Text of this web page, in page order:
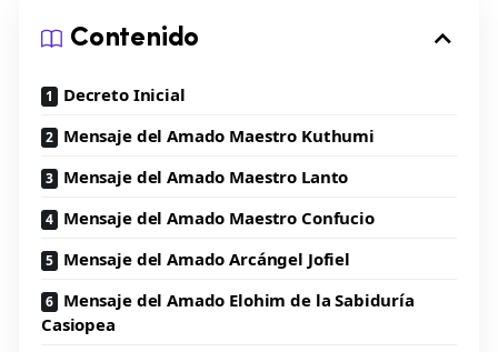
Contenido
Decreto Inicial
Mensaje del Amado Maestro Kuthumi
Mensaje del Amado Maestro Lanto
Mensaje del Amado Maestro Confucio
Mensaje del Amado Arcángel Jofiel
Mensaje del Amado Elohim de la Sabiduría
Casiopea